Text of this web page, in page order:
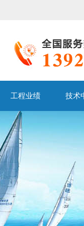
工程业绩 技术